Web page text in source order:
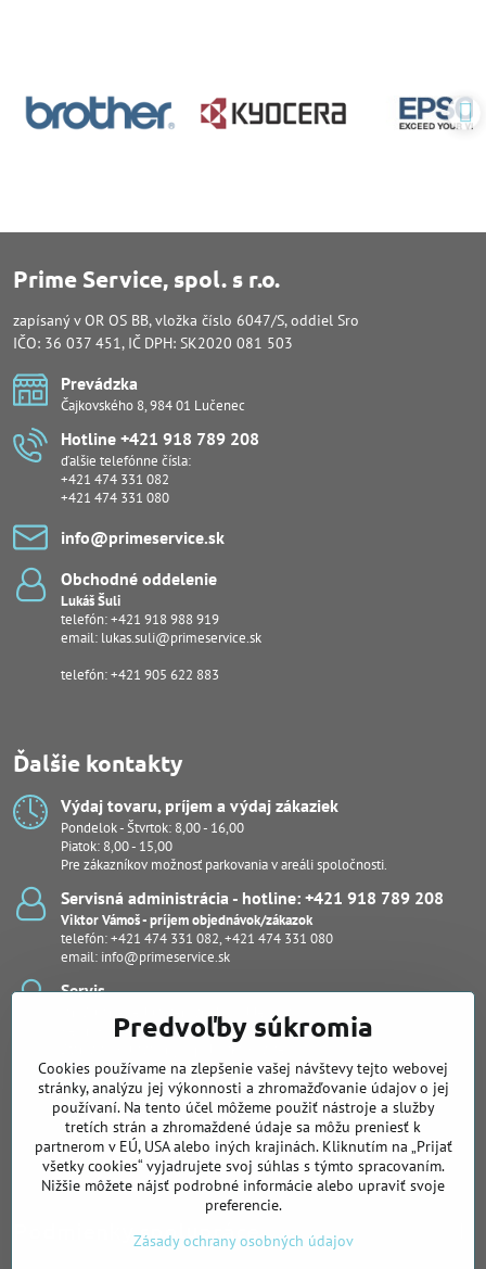
Prime Service, spol. s r.o.
zapísaný v OR OS BB, vložka číslo 6047/S, oddiel Sro
IČO: 36 037 451, IČ DPH: SK2020 081 503
Prevádzka
Čajkovského 8, 984 01 Lučenec
Hotline +421 918 789 208
ďalšie telefónne čísla:
+421 474 331 082
+421 474 331 080
info​@primeservice​.sk
Obchodné oddelenie
Lukáš Šuli
telefón:+421 918 988 919
email: lukas.suli@primeservice.sk
telefón: +421 905 622 883
Ďalšie kontakty
Výdaj tovaru, príjem a výdaj zákaziek
Pondelok - Štvrtok: 8,00 - 16,00
Piatok: 8,00 - 15,00
Pre zákazníkov možnosť parkovania v areáli spoločnosti.
Servisná administrácia - hotline: +421 918 789 208
Viktor Vámoš - príjem objednávok/zákazok
telefón:+421 474 331 082,+421 474 331 080
email: info@primeservice.sk
Servis
Ján Šuľan - vedúci servisného oddelenia
Kevin Bodor
Peter Protuš, Michal Fekiač (notebooky, dash kamery)
Juraj Kučera
Pobočka pre Východné Slovensko
Slovenská 26, Košice
Ing. Stanislav Kuľaša
telefón: +421 905 122 239
Podmienky spolupráce
Predvoľby súkromia
Cookies používame na zlepšenie vašej návštevy tejto webovej
stránky, analýzu jej výkonnosti a zhromažďovanie údajov o jej
používaní. Na tento účel môžeme použiť nástroje a služby
tretích strán a zhromaždené údaje sa môžu preniesť k
partnerom v EÚ, USA alebo iných krajinách. Kliknutím na „Prijať
všetky cookies“ vyjadrujete svoj súhlas s týmto spracovaním.
Nižšie môžete nájsť podrobné informácie alebo upraviť svoje
preferencie.
Zásady ochrany osobných údajov